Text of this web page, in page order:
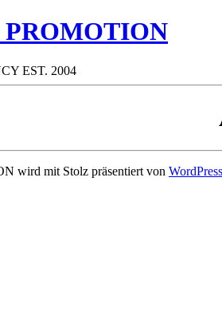
EST. 2004
wird mit Stolz präsentiert von WordPress